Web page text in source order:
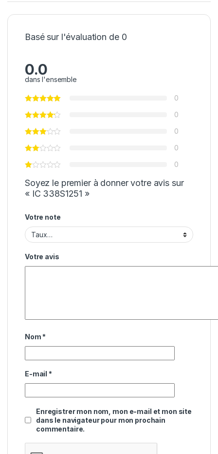
Basé sur l'évaluation de 0
0.0
dans l'ensemble
0
0
0
0
0
Soyez le premier à donner votre avis sur
« IC 338S1251 »
Votre note
Votre avis
Nom *
E-mail *
Enregistrer mon nom, mon e-mail et mon site
dans le navigateur pour mon prochain
commentaire.